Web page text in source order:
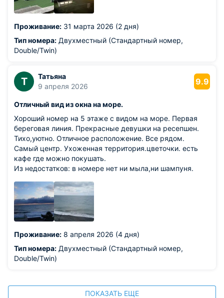
Проживание: 31 марта 2026 (2 дня)
Тип номера: Двухместный (Стандартный номер,
Double/Twin)
Т
Татьяна
9 апреля 2026
9.9
Отличный вид из окна на море.
Хороший номер на 5 этаже с видом на море. Первая
береговая линия. Прекрасные девушки на ресепшен.
Тихо,уютно. Отличное расположение. Все рядом.
Самый центр. Ухоженная территория.цветочки. есть
кафе где можно покушать.
Из недостатков: в номере нет ни мыла,ни шампуня.
Проживание: 8 апреля 2026 (4 дня)
Тип номера: Двухместный (Стандартный номер,
Double/Twin)
ПОКАЗАТЬ ЕЩЕ